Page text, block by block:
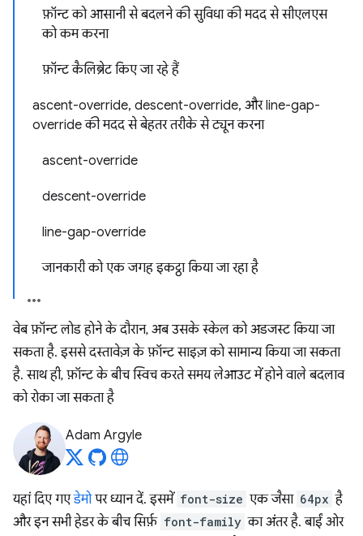
फ़ॉन्ट को आसानी से बदलने की सुविधा की मदद से सीएलएस
को कम करना
फ़ॉन्ट कैलिब्रेट किए जा रहे हैं
ascent-override, descent-override, और line-gap-
override की मदद से बेहतर तरीके से ट्यून करना
ascent-override
descent-override
line-gap-override
जानकारी को एक जगह इकट्ठा किया जा रहा है
वेब फ़ॉन्ट लोड होने के दौरान, अब उसके स्केल को अडजस्ट किया जा
सकता है. इससे दस्तावेज़ के फ़ॉन्ट साइज़ को सामान्य किया जा सकता
है. साथ ही, फ़ॉन्ट के बीच स्विच करते समय लेआउट में होने वाले बदलाव
को रोका जा सकता है
Adam Argyle
यहां दिए गएडेमोपर ध्यान दें. इसमें font-size एक जैसा 64px है
और इन सभी हेडर के बीच सिर्फ़ font-family का अंतर है. बाईं ओर